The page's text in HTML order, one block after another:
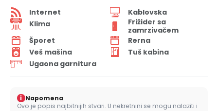
Internet
Kablovska
Klima
Frižider sa
zamrzivačem
Šporet
Rerna
Veš mašina
Tuš kabina
Ugaona garnitura
i Napomena
Ovo je popis najbitnijih stvari. U nekretnini se mogu nalaziti i